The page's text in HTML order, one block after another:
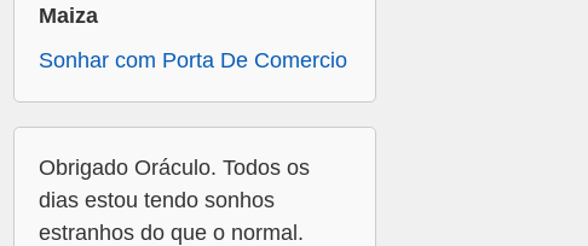
Maiza
Sonhar com Porta De Comercio
Obrigado Oráculo. Todos os
dias estou tendo sonhos
estranhos do que o normal.